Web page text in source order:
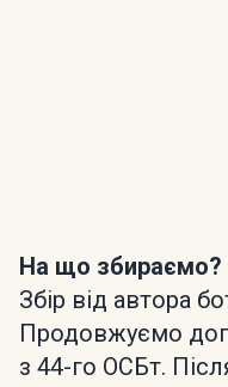
На що збираємо?
Збір від автора
Продовжуємо
з 44-го ОСБт.